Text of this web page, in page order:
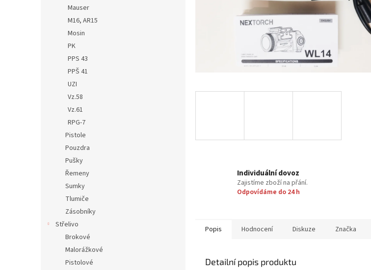
Mauser
M16, AR15
Mosin
PK
PPS 43
PPŠ 41
UZI
Vz.58
Vz.61
RPG-7
Pistole
Pouzdra
Pušky
Řemeny
Sumky
Tlumiče
Zásobníky
Střelivo
Brokové
Malorážkové
Pistolové
Individuální dovoz
Zajistíme zboží na přání.
Odpovídáme do 24 h
Popis Hodnocení Diskuze Značka
Detailní popis produktu